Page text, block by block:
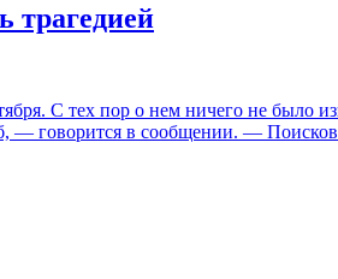
трагедией
С тех пор о нем ничего не было
— говорится в сообщении. —